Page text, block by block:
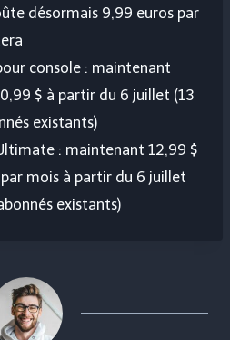
désormais 9,99 euros par
console : maintenant
$ à partir du 6 juillet (13
existants)
: maintenant 12,99 $
mois à partir du 6 juillet
existants)